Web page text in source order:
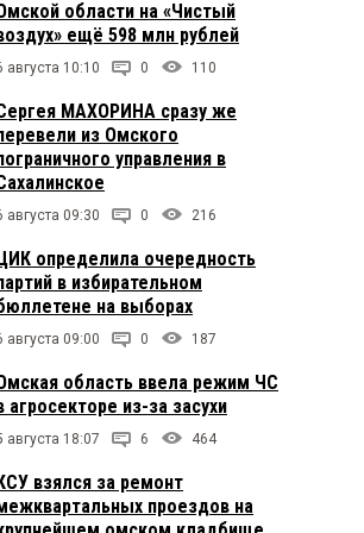
области на «Чистый
ещё 598 млн рублей
августа 10:10 0 110
МАХОРИНА сразу же
из Омского
управления в
августа 09:30 0 216
определила очередность
в избирательном
на выборах
августа 09:00 0 187
область ввела режим ЧС
агросекторе из-за засухи
августа 18:07 6 464
взялся за ремонт
проездов на